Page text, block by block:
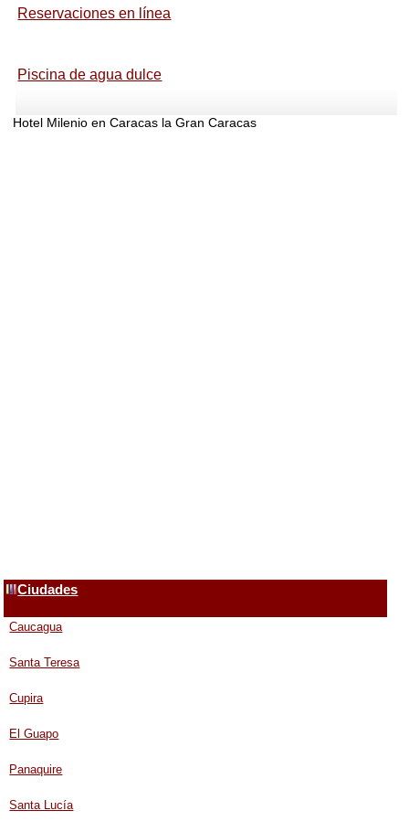
Reservaciones en línea
Piscina de agua dulce
Hotel Milenio en Caracas la Gran Caracas
Ciudades
Caucagua
Santa Teresa
Cupira
El Guapo
Panaquire
Santa Lucía